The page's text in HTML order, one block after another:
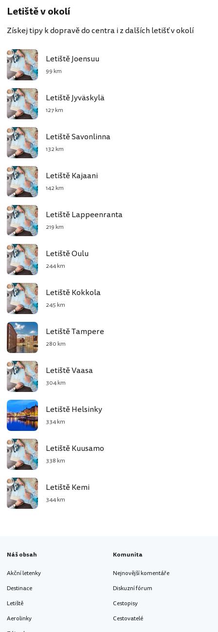
Letiště v okolí
Získej tipy k dopravě do centra i z dalších letišť v okolí
Letiště Joensuu
99 km
Letiště Jyväskylä
127 km
Letiště Savonlinna
132 km
Letiště Kajaani
142 km
Letiště Lappeenranta
219 km
Letiště Oulu
244 km
Letiště Kokkola
245 km
Letiště Tampere
280 km
Letiště Vaasa
304 km
Letiště Helsinky
334 km
Letiště Kuusamo
338 km
Letiště Kemi
344 km
Náš obsah
Akční letenky
Destinace
Letiště
Aerolinky
Komunita
Nejnovější komentáře
Diskuzní fórum
Cestopisy
Cestovatelé